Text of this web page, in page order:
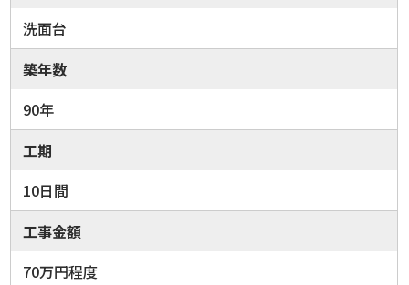
洗面台
築年数
90年
工期
10日間
工事金額
70万円程度